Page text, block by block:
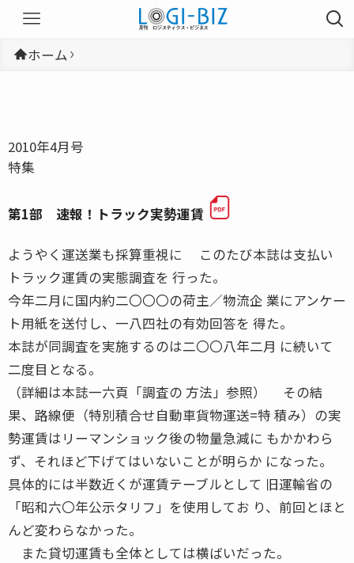
ホーム
2010年4月号
特集
第1部 速報！トラック実勢運賃
ようやく運送業も採算重視に このたび本誌は支払い
トラック運賃の実態調査を 行った。
今年二月に国内約二〇〇〇の荷主／物流企 業にアンケー
ト用紙を送付し、一八四社の有効回答を 得た。
本誌が同調査を実施するのは二〇〇八年二月 に続いて
二度目となる。
（詳細は本誌一六頁「調査の 方法」参照） その結
果、路線便（特別積合せ自動車貨物運送=特 積み）の実
勢運賃はリーマンショック後の物量急減に もかかわら
ず、それほど下げてはいないことが明らか になった。
具体的には半数近くが運賃テーブルとして 旧運輸省の
「昭和六〇年公示タリフ」を使用してお り、前回とほと
んど変わらなかった。
また貸切運賃も全体としては横ばいだった。